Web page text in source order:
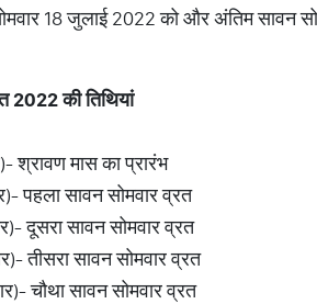
18 जुलाई 2022 को और अंतिम सावन
2022कीतिथियां
श्रावण मास का प्रारंभ
पहला सावन सोमवार व्रत
दूसरा सावन सोमवार व्रत
तीसरा सावन सोमवार व्रत
चौथा सावन सोमवार व्रत